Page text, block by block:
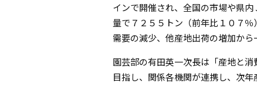
インで開催され、全国の市場や県
量で７２５５トン（前年比１０７
需要の減少、他産地出荷の増加か
園芸部の有田英一次長は「産地と
目指し、関係各機関が連携し、次